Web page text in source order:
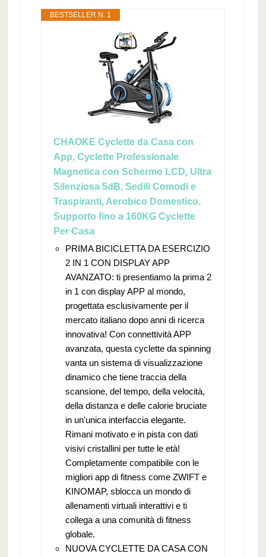
BESTSELLER N. 1
CHAOKE Cyclette da Casa con
App, Cyclette Professionale
Magnetica con Schermo LCD, Ultra
Silenziosa 5dB, Sedili Comodi e
Traspiranti, Aerobico Domestico,
Supporto fino a 160KG Cyclette
Per Casa
PRIMA BICICLETTA DA ESERCIZIO
2 IN 1 CON DISPLAY APP
AVANZATO: ti presentiamo la prima 2
in 1 con display APP al mondo,
progettata esclusivamente per il
mercato italiano dopo anni di ricerca
innovativa! Con connettività APP
avanzata, questa cyclette da spinning
vanta un sistema di visualizzazione
dinamico che tiene traccia della
scansione, del tempo, della velocità,
della distanza e delle calorie bruciate
in un'unica interfaccia elegante.
Rimani motivato e in pista con dati
visivi cristallini per tutte le età!
Completamente compatibile con le
migliori app di fitness come ZWIFT e
KINOMAP, sblocca un mondo di
allenamenti virtuali interattivi e ti
collega a una comunità di fitness
globale.
NUOVA CYCLETTE DA CASA CON